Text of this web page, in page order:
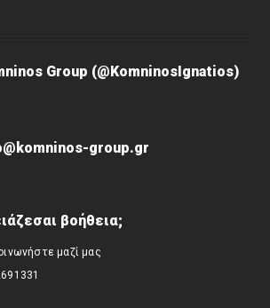
Group (@KomninosIgnatios)
group.gr
βοήθεια;
μαζί μας